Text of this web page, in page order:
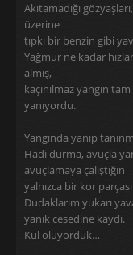
Akıtamadığı
üzerine
tıpkı bir benzin gibi
Yağmur ne kadar
almış,
kaçınılmaz yangın
yanıyordu.
Yangında yanıp
Hadi durma, avuçla
avuçlamaya çalıştığın
yalnızca bir kor
Dudaklarım yukarı
yanık cesedine kaydı.
Kül oluyorduk…